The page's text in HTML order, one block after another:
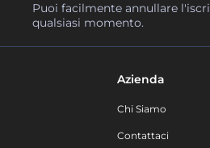
Puoi facilmente annullare
qualsiasi momento.
Azienda
Chi Siamo
Contattaci